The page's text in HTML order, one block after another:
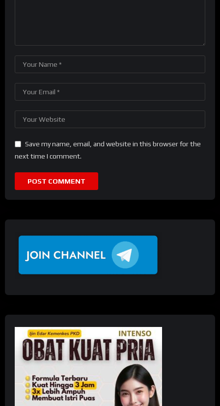
Save my name, email, and website in this browser for the
next time I comment.